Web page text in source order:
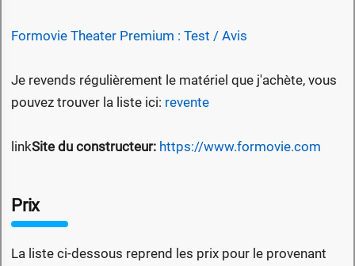
Formovie Theater Premium : Test / Avis
Je revends régulièrement le matériel que j'achète, vous
pouvez trouver la liste ici: revente
linkSite du constructeur: https://www.formovie.com
Prix
La liste ci-dessous reprend les prix pour le provenant